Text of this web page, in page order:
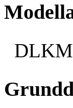
DLKM